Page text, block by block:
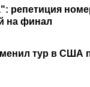
репетиция
на финал
тур в США